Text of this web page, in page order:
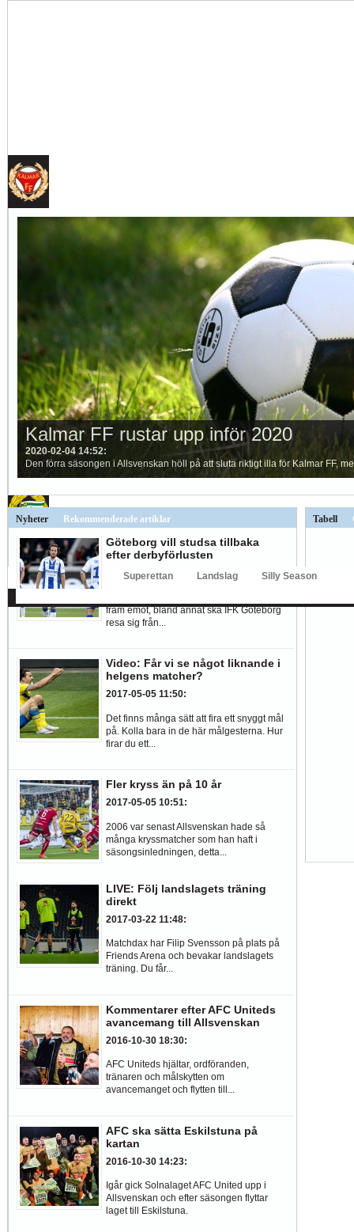
Tankar om KFFs framtid Efter förlusten borta mot AFC Eskilstuna är det...
Nystart med Nanne
Så kom då det som väl alla väntat på och...
Image:
Hur länge orkar Swärdh? Under en längre tid har kritiken mot Kalmar FFs...
Image:
Bäst i stan efter sex...Inte för att det kanske har så stor betydelse i...
Image:
Allsvenskan
AFC Elfsborg IFK Gbg Häcken J
Superettan Landslag Silly Season
Allsvenska uppstarten
2020-03-05 10:18:
Idag är det exakt 1 månad kvar till årets Allsvenskan drar igång och förra
Kalmar FF rustar upp inför 2020
2020-02-04 14:52:
Den förra säsongen i Allsvenskan höll på att sluta riktigt illa för Kalmar FF,
Nyheter Rekommenderade artiklar
Göteborg vill studsa tillbaka
efter derbyförlusten
2017-05-07 10:00
fram emot, bland annat ska IFK Göteborg
resa sig från...
Video: Får vi se något liknande i
helgens matcher?
2017-05-05 11:50:
Det finns många sätt att fira ett snyggt mål
på. Kolla bara in de här målgesterna. Hur
firar du ett...
Fler kryss än på 10 år
2017-05-05 10:51:
2006 var senast Allsvenskan hade så
många kryssmatcher som han haft i
säsongsinledningen, detta...
LIVE: Följ landslagets träning
direkt
2017-03-22 11:48:
Matchdax har Filip Svensson på plats på
Friends Arena och bevakar landslagets
träning. Du får...
Kommentarer efter AFC Uniteds
avancemang till Allsvenskan
2016-10-30 18:30:
AFC Uniteds hjältar, ordföranden,
tränaren och målskytten om
avancemanget och flytten till...
AFC ska sätta Eskilstuna på
kartan
2016-10-30 14:23:
Igår gick Solnalaget AFC United upp i
Allsvenskan och efter säsongen flyttar
laget till Eskilstuna.
Tabell